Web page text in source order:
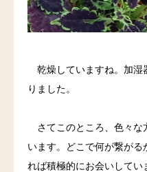
乾燥していますね。加湿
りました。
さてこのところ、色々な
います。どこで何が繋が
れば積極的にお会いしてい
アクセス
リンク
気診の学校